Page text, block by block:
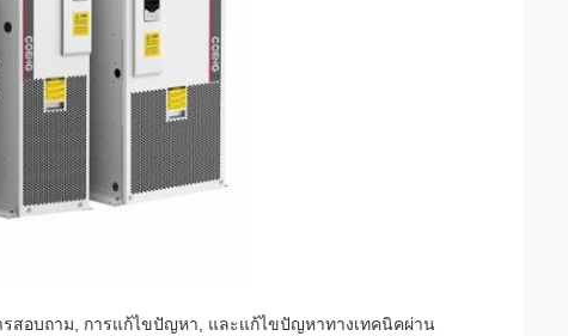
สอบถาม, การแก้ไขปัญหา, และแก้ไขปัญหาทางเทคนิคผ่าน